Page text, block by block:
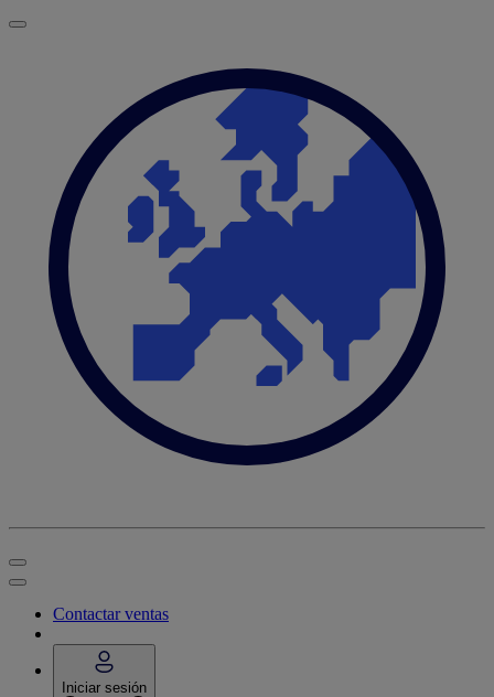
Contactar ventas
Iniciar sesión